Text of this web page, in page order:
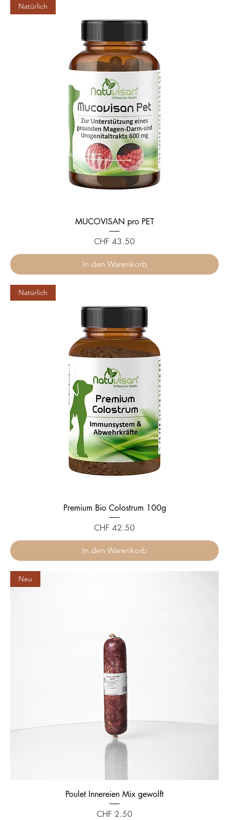
Natürlich
MUCOVISAN pro PET
Preis
CHF 43.50
In den Warenkorb
Natürlich
Premium Bio Colostrum 100g
Preis
CHF 42.50
In den Warenkorb
Neu
Poulet Innereien Mix gewolft
Preis
CHF 2.50